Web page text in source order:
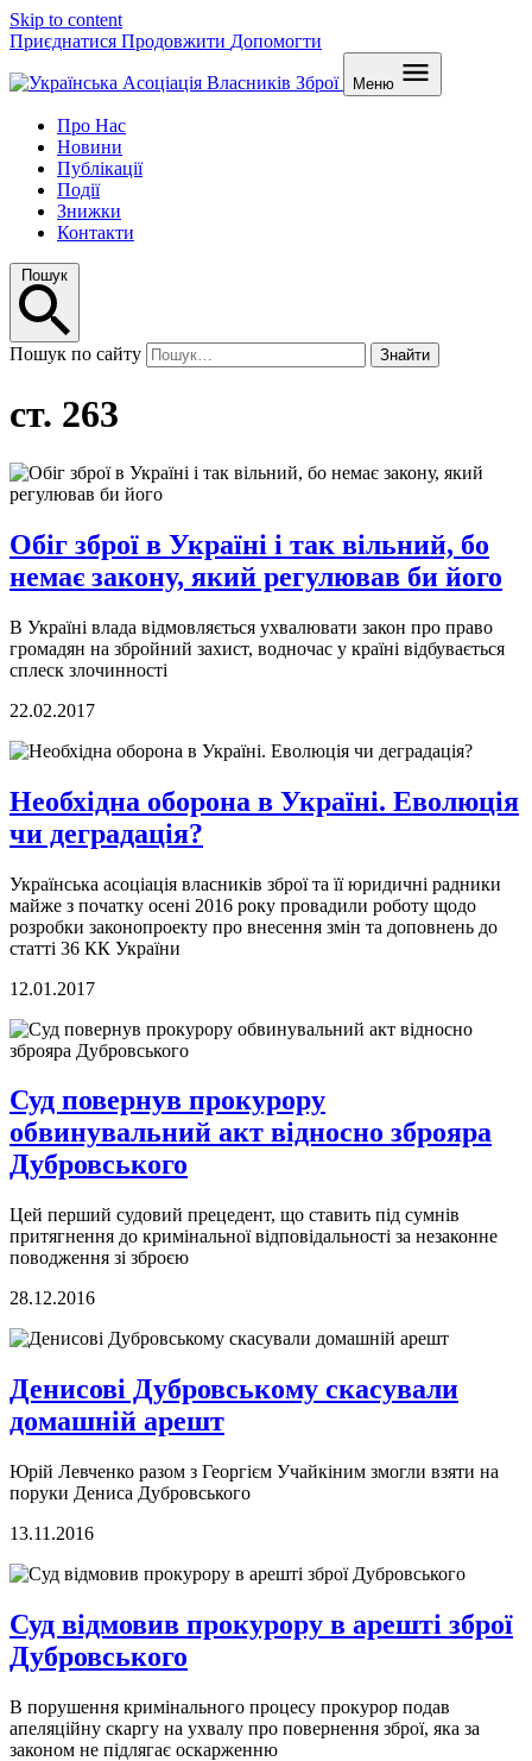
Skip to content
Приєднатися Продовжити Допомогти
Меню
Про Нас
Новини
Публікації
Події
Знижки
Контакти
Пошук
Пошук по сайту Знайти
ст. 263
Обіг зброї в Україні і так вільний, бо
немає закону, який регулював би його
В Україні влада відмовляється ухвалювати закон про право
громадян на збройний захист, водночас у країні відбувається
сплеск злочинності
22.02.2017
Необхідна оборона в Україні. Еволюція
чи деградація?
Українська асоціація власників зброї та її юридичні радники
майже з початку осені 2016 року провадили роботу щодо
розробки законопроекту про внесення змін та доповнень до
статті 36 КК України
12.01.2017
Суд повернув прокурору
обвинувальний акт відносно зброяра
Дубровського
Цей перший судовий прецедент, що ставить під сумнів
притягнення до кримінальної відповідальності за незаконне
поводження зі зброєю
28.12.2016
Денисові Дубровському скасували
домашній арешт
Юрій Левченко разом з Георгієм Учайкіним змогли взяти на
поруки Дениса Дубровського
13.11.2016
Суд відмовив прокурору в арешті зброї
Дубровського
В порушення кримінального процесу прокурор подав
апеляційну скаргу на ухвалу про повернення зброї, яка за
законом не підлягає оскарженню